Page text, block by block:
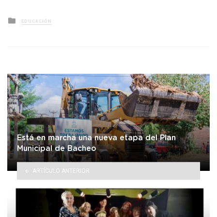
Posted
in
EDUCACIÓN
Está en marcha una nueva etapa del Plan
Municipal de Bacheo
ARTÍCULO ANTERIOR